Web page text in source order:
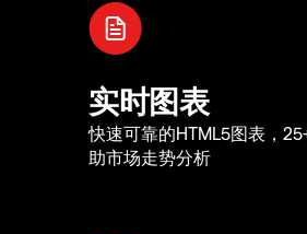
实时图表
快速可靠的HTML5图表，
助市场走势分析